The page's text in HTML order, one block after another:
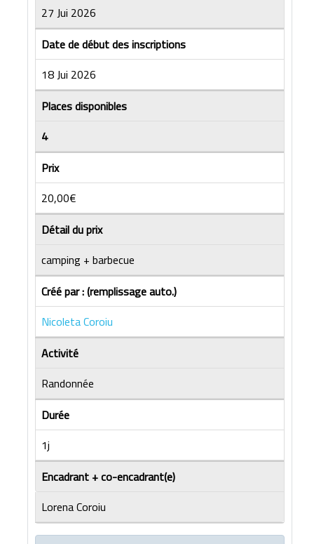
27 Jui 2026
Date de début des inscriptions
18 Jui 2026
Places disponibles
4
Prix
20,00€
Détail du prix
camping + barbecue
Créé par : (remplissage auto.)
Nicoleta Coroiu
Activité
Randonnée
Durée
1j
Encadrant + co-encadrant(e)
Lorena Coroiu